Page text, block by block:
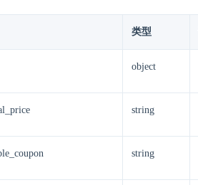
类型
object
string
string